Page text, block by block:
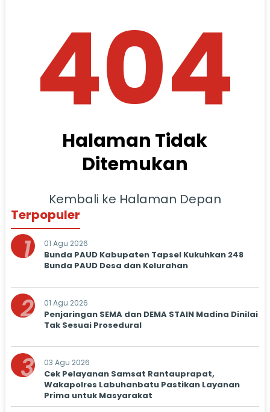
404
Halaman Tidak
Ditemukan
Kembali ke Halaman Depan
Terpopuler
1 01 Agu 2026
Bunda PAUD Kabupaten Tapsel Kukuhkan 248
Bunda PAUD Desa dan Kelurahan
2 01 Agu 2026
Penjaringan SEMA dan DEMA STAIN Madina Dinilai
Tak Sesuai Prosedural
3 03 Agu 2026
Cek Pelayanan Samsat Rantauprapat,
Wakapolres Labuhanbatu Pastikan Layanan
Prima untuk Masyarakat